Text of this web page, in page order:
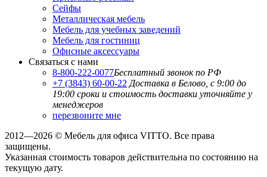
Сейфы
Металлическая мебель
Мебель для учебных заведений
Мебель для гостиниц
Офисные аксессуары
Связаться с нами
8-800-222-0077Бесплатный звонок по РФ
+7 (3843) 60-00-22 Доставка в Белово, с 9:00 до
19:00 сроки и стоимость доставки уточняйте у
менеджеров
перезвоните мне
2012—2026 © Мебель для офиса VITTO. Все права
защищены.
Указанная стоимость товаров действительна по состоянию на
текущую дату.